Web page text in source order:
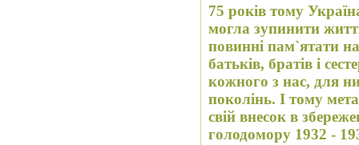
75 років тому
могла зупинити
повинні пам`ятати
батьків, братів і
кожного з нас, для
поколінь. І тому
свій внесок в
голодомору 1932 -